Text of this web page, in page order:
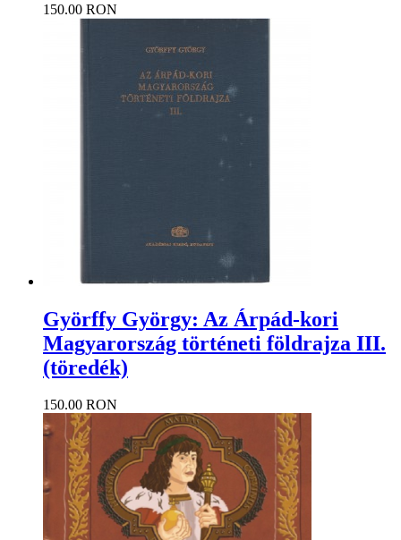
150.00 RON
Györffy György: Az Árpád-kori
Magyarország történeti földrajza III.
(töredék)
150.00 RON